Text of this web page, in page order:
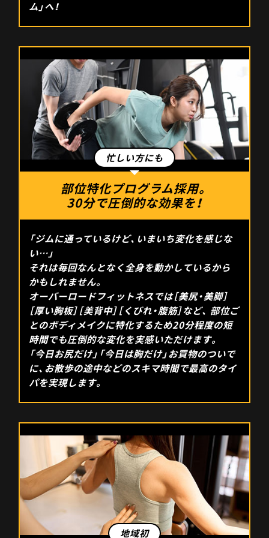
ム」へ！
部位特化プログラム採用。
30分で圧倒的な効果を！
「ジムに通っているけど、いまいち変化を感じな
い…」
それは毎回なんとなく全身を動かしているから
かもしれません。
オーバーロードフィットネスでは［美尻・美脚］
［厚い胸板］［美背中］［くびれ・腹筋］など、 部位ご
とのボディメイクに特化するため20分程度の短
時間でも圧倒的な変化を実感いただけます。
「今日お尻だけ」「今日は胸だけ」お買物のついで
に、お散歩の途中などのスキマ時間で最高のタイ
パを実現します。